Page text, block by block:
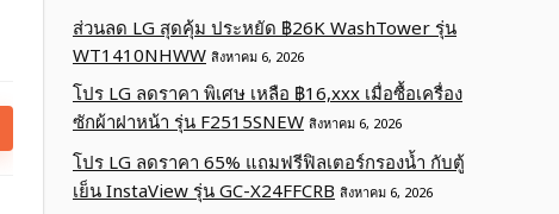
ส่วนลด LG สุดคุ้ม ประหยัด ฿26K WashTower รุ่น
WT1410NHWW สิงหาคม 6, 2026
โปร LG ลดราคา พิเศษ เหลือ ฿16,xxx เมื่อซื้อเครื่อง
ซักผ้าฝาหน้า รุ่น F2515SNEW สิงหาคม 6, 2026
โปร LG ลดราคา 65% แถมฟรีฟิลเตอร์กรองน้ำ กับตู้
เย็น InstaView รุ่น GC-X24FFCRB สิงหาคม 6, 2026